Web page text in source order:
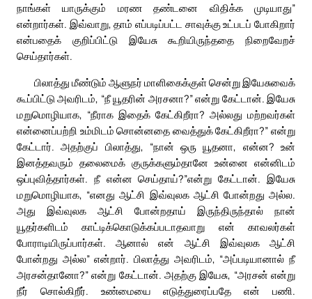
நாங்கள் யாருக்கும் மரண தண்டனை விதிக்க முடியாது”
என்றார்கள். இவ்வாறு, தாம் எப்படிப்பட்ட சாவுக்கு உட்படப் போகிறார்
என்பதைக் குறிப்பிட்டு இயேசு கூறியிருந்ததை நிறைவேறச்
செய்தார்கள்.
பிலாத்து மீண்டும் ஆளுநர் மாளிகைக்குள் சென்று இயேசுவைக்
கூப்பிட்டு அவரிடம், “நீ யூதரின் அரசனா?” என்று கேட்டான். இயேசு
மறுமொழியாக, “நீராக இதைக் கேட்கிறீரா? அல்லது மற்றவர்கள்
என்னைப்பற்றி உம்மிடம் சொன்னதை வைத்துக் கேட்கிறீரா?” என்று
கேட்டார். அதற்குப் பிலாத்து, “நான் ஒரு யூதனா, என்ன? உன்
இனத்தவரும் தலைமைக் குருக்களும்தானே உன்னை என்னிடம்
ஒப்புவித்தார்கள். நீ என்ன செய்தாய்?”என்று கேட்டான். இயேசு
மறுமொழியாக, “எனது ஆட்சி இவ்வுலக ஆட்சி போன்றது அல்ல.
அது இவ்வுலக ஆட்சி போன்றதாய் இருந்திருந்தால் நான்
யூதர்களிடம் காட்டிக்கொடுக்கப்படாதவாறு என் காவலர்கள்
போராடியிருப்பார்கள். ஆனால் என் ஆட்சி இவ்வுலக ஆட்சி
போன்றது அல்ல” என்றார். பிலாத்து அவரிடம், “அப்படியானால் நீ
அரசன்தானோ?” என்று கேட்டான். அதற்கு இயேசு, “அரசன் என்று
நீர் சொல்கிறீர். உண்மையை எடுத்துரைப்பதே என் பணி.